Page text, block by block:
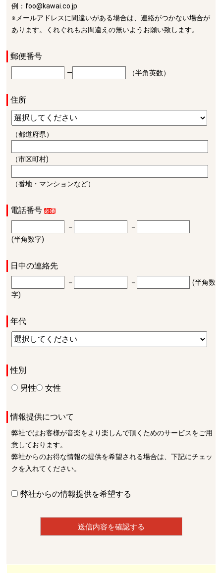
例：foo@kawai.co.jp
※メールアドレスに間違いがある場合は、連絡がつかない場合が
あります。くれぐれもお間違えの無いようお願い致します。
郵便番号
― （半角英数）
住所
（都道府県）
（市区町村)
（番地・マンションなど）
電話番号
－
－
(半角数字)
日中の連絡先
－ －
(半角数
字)
年代
性別
男性
女性
情報提供について
弊社ではお客様が音楽をより楽しんで頂くためのサービスをご用
意しております。
弊社からのお得な情報の提供を希望される場合は、下記にチェッ
クを入れてください。
弊社からの情報提供を希望する